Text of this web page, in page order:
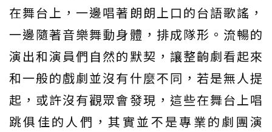
在舞台上，一邊唱著朗朗上口的台語歌謠，
一邊隨著音樂舞動身體，排成隊形。流暢的
演出和演員們自然的默契，讓整齣劇看起來
和一般的戲劇並沒有什麼不同，若是無人提
起，或許沒有觀眾會發現，這些在舞台上唱
跳俱佳的人們，其實並不是專業的劇團演